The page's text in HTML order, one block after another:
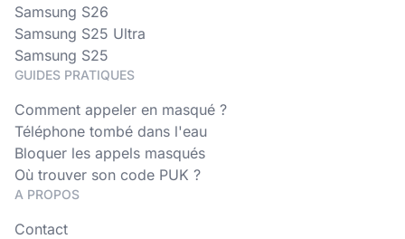
Samsung S26
Samsung S25 Ultra
Samsung S25
GUIDES PRATIQUES
Comment appeler en masqué ?
Téléphone tombé dans l'eau
Bloquer les appels masqués
Où trouver son code PUK ?
A PROPOS
Contact